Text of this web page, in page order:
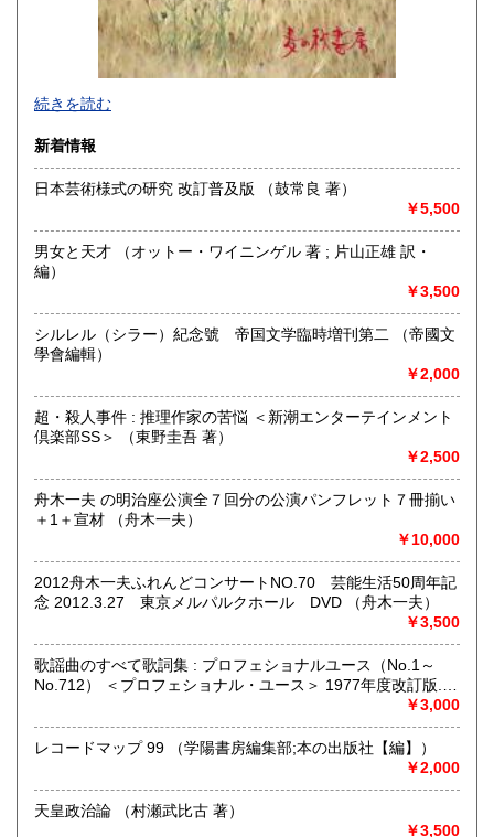
200円 大分県
200円 鹿児島県
沖縄県
商品をできるだけ早くお手元にお届けすることと、梱包を丁
寧に、を心がけております。
沿線名：東海道線
最寄駅：真鶴駅
営業時間：店舗はありません。
書籍の買取について
取り扱い分野
歴史、社会科学、近代文献、サブカルチャー、古書一般（そ
映画・芸能、日本文学、ミステリー、時代小説
続きを読む
新着情報
日本芸術様式の研究 改訂普及版 （鼓常良 著）
￥5,500
男女と天才 （オットー・ワイニンゲル 著 ; 片山正雄 訳・
編）
￥3,500
シルレル（シラー）紀念號 帝国文学臨時増刊第二 （帝國文
學會編輯）
￥2,000
超・殺人事件 : 推理作家の苦悩 ＜新潮エンターテインメント
倶楽部SS＞ （東野圭吾 著）
￥2,500
舟木一夫 の明治座公演全７回分の公演パンフレット７冊揃い
＋1＋宣材 （舟木一夫）
￥10,000
2012舟木一夫ふれんどコンサートNO.70 芸能生活50周年記
念 2012.3.27 東京メルパルクホール DVD （舟木一夫）
￥3,500
歌謡曲のすべて歌詞集 : プロフェショナルユース（No.1～
No.712） ＜プロフェショナル・ユース＞ 1977年度改訂版.
￥3,000
レコードマップ 99 （学陽書房編集部;本の出版社【編】）
￥2,000
天皇政治論 （村瀬武比古 著）
￥3,500